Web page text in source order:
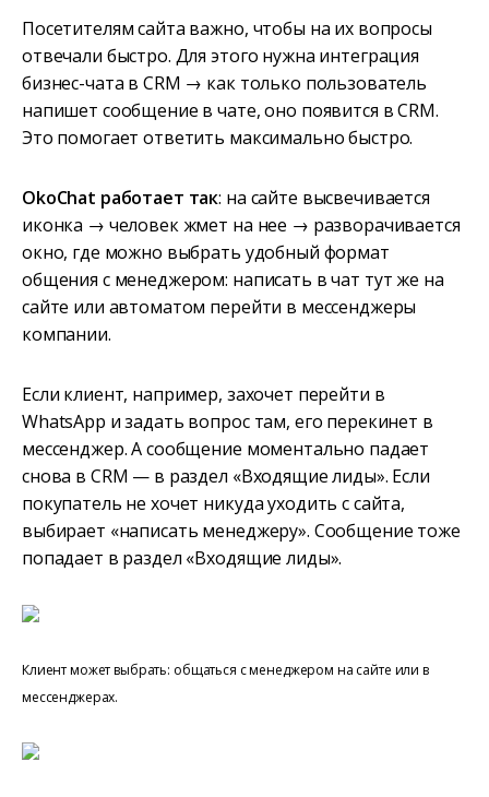
Посетителям сайта важно, чтобы на их вопросы
отвечали быстро. Для этого нужна интеграция
бизнес-чата в CRM → как только пользователь
напишет сообщение в чате, оно появится в CRM.
Это помогает ответить максимально быстро.
OkoChat работает так: на сайте высвечивается
иконка → человек жмет на нее → разворачивается
окно, где можно выбрать удобный формат
общения с менеджером: написать в чат тут же на
сайте или автоматом перейти в мессенджеры
компании.
Если клиент, например, захочет перейти в
WhatsApp и задать вопрос там, его перекинет в
мессенджер. А сообщение моментально падает
снова в CRM — в раздел «Входящие лиды». Если
покупатель не хочет никуда уходить с сайта,
выбирает «написать менеджеру». Сообщение тоже
попадает в раздел «Входящие лиды».
Клиент может выбрать: общаться с менеджером на сайте или в
мессенджерах.